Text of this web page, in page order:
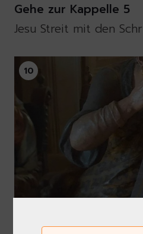
Gehe zur Kappelle 5
Jesu Streit mit den
10